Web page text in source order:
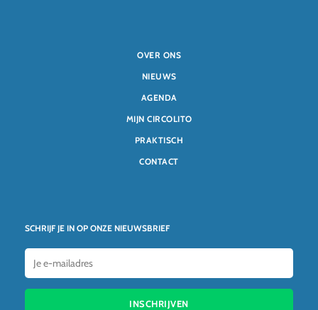
SCHRIJF JE IN OP ONZE NIEUWSBRIEF
INSCHRIJVEN
OVER ONS
NIEUWS
AGENDA
MIJN CIRCOLITO
PRAKTISCH
CONTACT